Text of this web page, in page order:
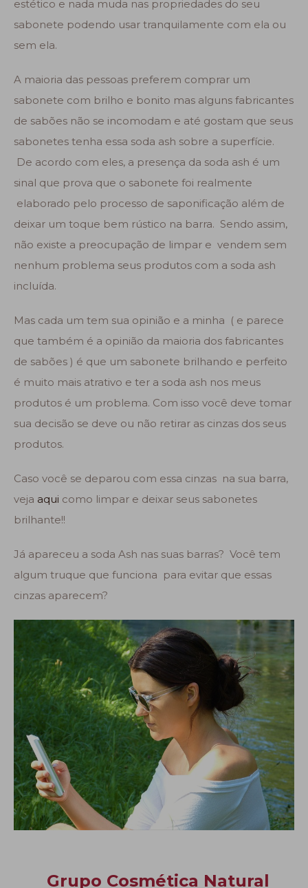
estético e nada muda nas propriedades do seu
sabonete podendo usar tranquilamente com ela ou
sem ela.
A maioria das pessoas preferem comprar um
sabonete com brilho e bonito mas alguns fabricantes
de sabões não se incomodam e até gostam que seus
sabonetes tenha essa soda ash sobre a superfície.
De acordo com eles, a presença da soda ash é um
sinal que prova que o sabonete foi realmente
elaborado pelo processo de saponificação além de
deixar um toque bem rústico na barra. Sendo assim,
não existe a preocupação de limpar e vendem sem
nenhum problema seus produtos com a soda ash
incluída.
Mas cada um tem sua opinião e a minha ( e parece
que também é a opinião da maioria dos fabricantes
de sabões ) é que um sabonete brilhando e perfeito
é muito mais atrativo e ter a soda ash nos meus
produtos é um problema. Com isso você deve tomar
sua decisão se deve ou não retirar as cinzas dos seus
produtos.
Caso você se deparou com essa cinzas na sua barra,
veja aqui como limpar e deixar seus sabonetes
brilhante!!
Já apareceu a soda Ash nas suas barras? Você tem
algum truque que funciona para evitar que essas
cinzas aparecem?